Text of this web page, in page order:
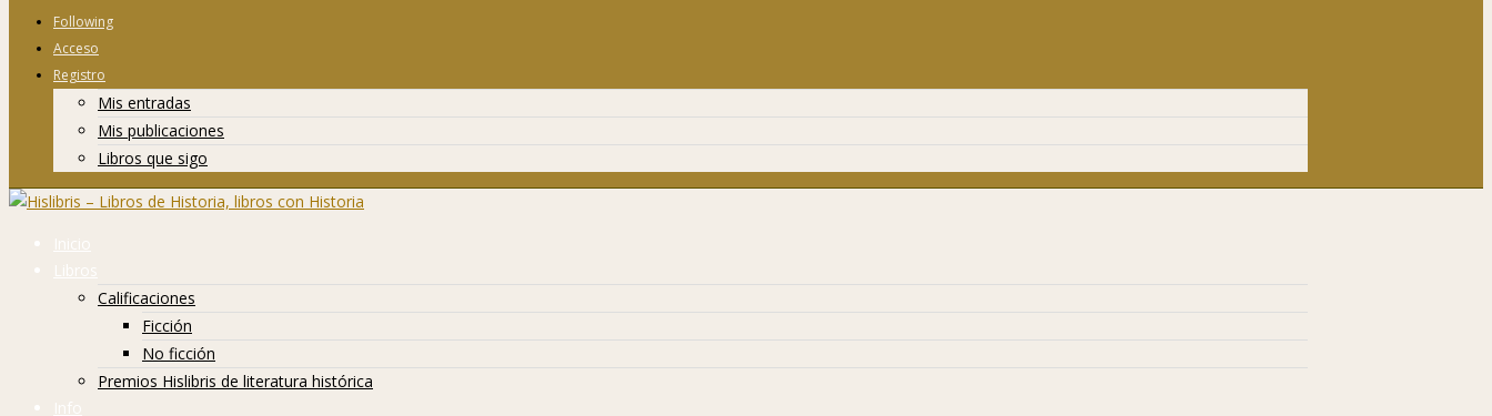
Following
Acceso
Registro
Mis entradas
Mis publicaciones
Libros que sigo
Inicio
Libros
Calificaciones
Ficción
No ficción
Premios Hislibris de literatura histórica
Info